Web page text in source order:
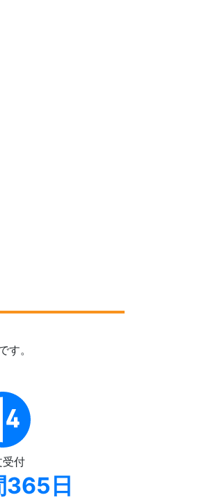
。
受付
365日